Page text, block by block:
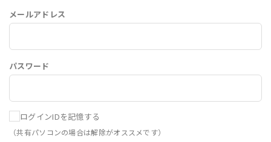
メールアドレス
パスワード
ログインIDを記憶する
（共有パソコンの場合は解除がオススメです）